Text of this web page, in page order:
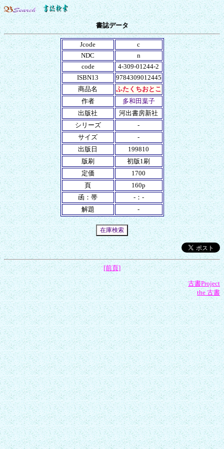
書誌データ
Jcode
c
NDC
n
code
4-309-01244-2
ISBN13
9784309012445
商品名
ふたくちおとこ
作者
多和田葉子
出版社
河出書房新社
シリーズ
-
サイズ
-
出版日
199810
版刷
初版1刷
定価
1700
頁
160p
函：帯
-：-
解題
-
[前頁]
古書Project
the 古書